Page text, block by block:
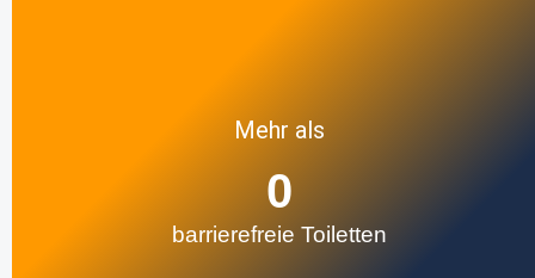
Mehr als
barrierefreie Toiletten
0